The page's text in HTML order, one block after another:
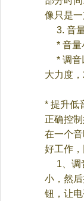
像只是
3. 音
* 音量
* 调音
大力度，
* 提升低
正确控
在一个
好工作
1 、
小，然
钮，让